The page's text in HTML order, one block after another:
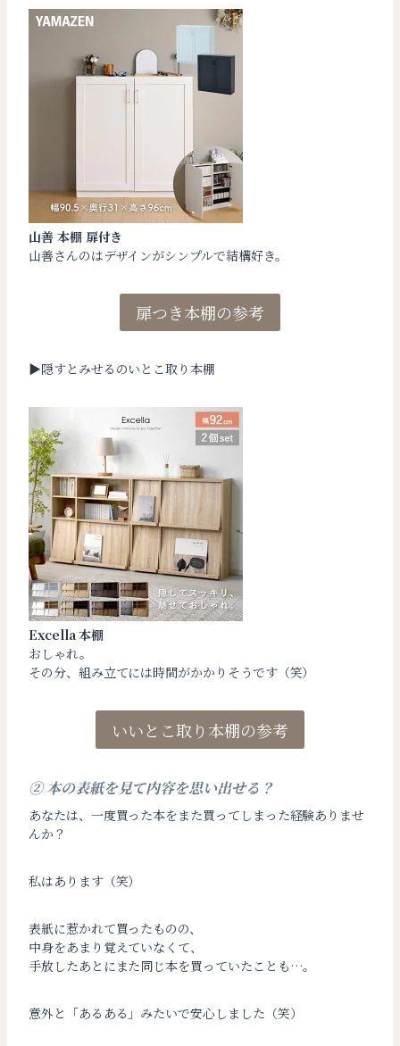
山善 本棚 扉付き
山善さんのはデザインがシンプルで結構好き。
扉つき本棚の参考
▶︎隠すとみせるのいとこ取り本棚
Excella 本棚
おしゃれ。
その分、組み立てには時間がかかりそうです（笑）
いいとこ取り本棚の参考
② 本の表紙を見て内容を思い出せる？
あなたは、一度買った本をまた買ってしまった経験ありませ
んか？
私はあります（笑）
表紙に惹かれて買ったものの、
中身をあまり覚えていなくて、
手放したあとにまた同じ本を買っていたことも…。
意外と「あるある」みたいで安心しました（笑）